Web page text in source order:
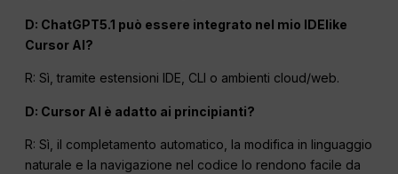
D: ChatGPT5.1 può essere integrato nel mio IDElike
Cursor AI?
R: Sì, tramite estensioni IDE, CLI o ambienti cloud/web.
D: Cursor AI è adatto ai principianti?
R: Sì, il completamento automatico, la modifica in linguaggio
naturale e la navigazione nel codice lo rendono facile da